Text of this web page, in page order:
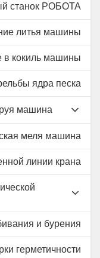
станок РОБОТА
литья машины
в кокиль машины
ядра песка
машина
меля машина
линии крана
и бурения
герметичности